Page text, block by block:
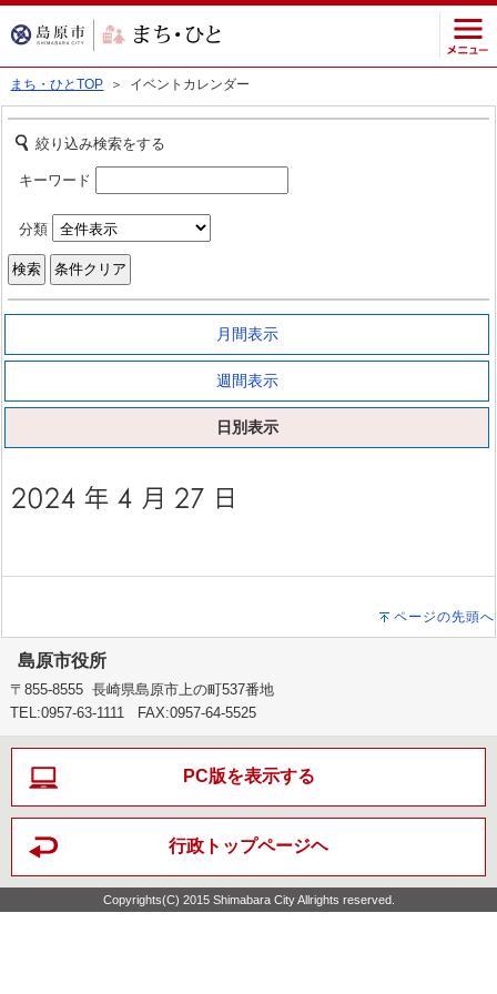
まち・ひとTOP ＞ イベントカレンダー
絞り込み検索をする
キーワード
分類
月間表示
週間表示
日別表示
ページの先頭へ
島原市役所
〒855-8555 長崎県島原市上の町537番地
TEL:0957-63-1111 FAX:0957-64-5525
PC版を表示する
行政トップページヘ
Copyrights(C) 2015 Shimabara City Allrights reserved.